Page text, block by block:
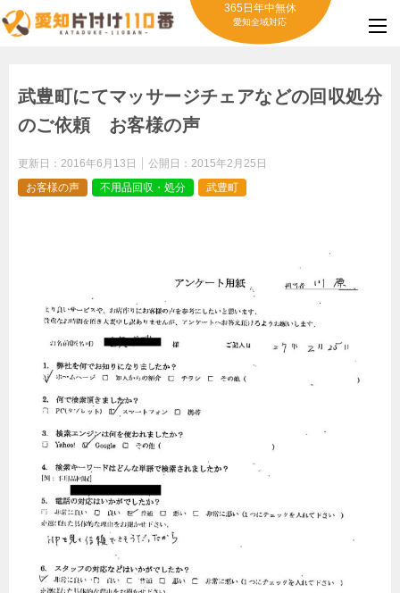
365日年中無休
愛知全域対応
武豊町にてマッサージチェアなどの回収処分
のご依頼 お客様の声
更新日： 2016年6月13日 公開日： 2015年2月25日
お客様の声
不用品回収・処分 武豊町